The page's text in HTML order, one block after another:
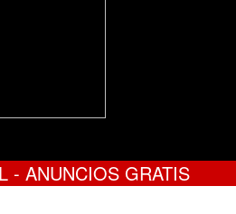
- ANUNCIOS GRATIS